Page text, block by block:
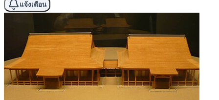
แจ้งเตือน